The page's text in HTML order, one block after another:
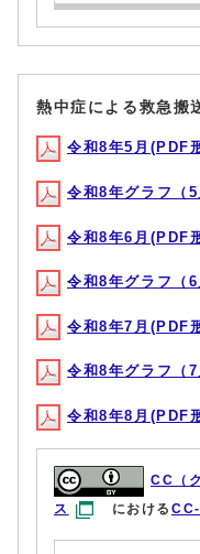
熱中症による救急搬
令和8年5月(PDF
令和8年グラフ（
令和8年6月(PDF
令和8年グラフ（
令和8年7月(PDF
令和8年グラフ（
令和8年8月(PDF
CC（
ス
における